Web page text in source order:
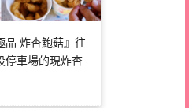
品 炸杏鮑菇』往
停車場的現炸杏